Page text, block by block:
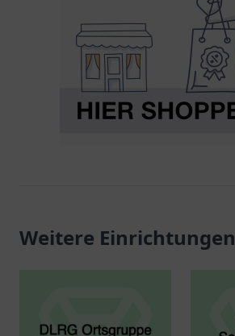
Weitere Einrichtungen